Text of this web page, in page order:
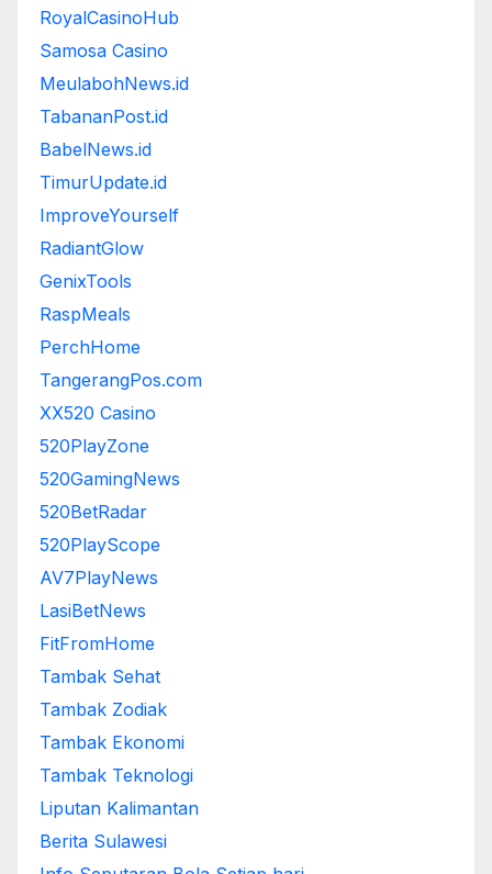
RoyalCasinoHub
Samosa Casino
MeulabohNews.id
TabananPost.id
BabelNews.id
TimurUpdate.id
ImproveYourself
RadiantGlow
GenixTools
RaspMeals
PerchHome
TangerangPos.com
XX520 Casino
520PlayZone
520GamingNews
520BetRadar
520PlayScope
AV7PlayNews
LasiBetNews
FitFromHome
Tambak Sehat
Tambak Zodiak
Tambak Ekonomi
Tambak Teknologi
Liputan Kalimantan
Berita Sulawesi